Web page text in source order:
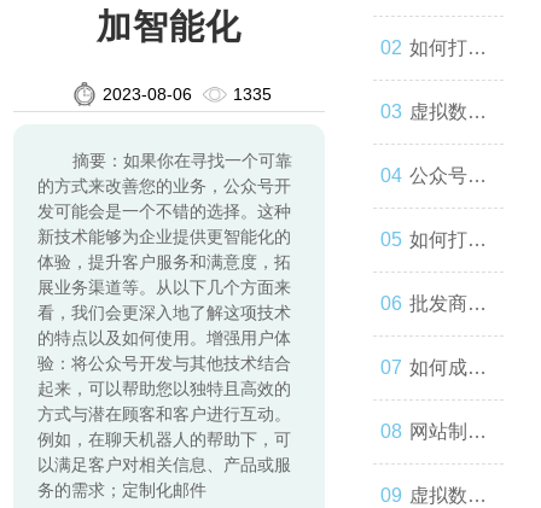
加智能化
2023-08-06 1335
摘要：如果你在寻找一个可靠
的方式来改善您的业务，公众号开
发可能会是一个不错的选择。这种
新技术能够为企业提供更智能化的
体验，提升客户服务和满意度，拓
展业务渠道等。从以下几个方面来
看，我们会更深入地了解这项技术
的特点以及如何使用。增强用户体
验：将公众号开发与其他技术结合
起来，可以帮助您以独特且高效的
方式与潜在顾客和客户进行互动。
例如，在聊天机器人的帮助下，可
以满足客户对相关信息、产品或服
务的需求；定制化邮件
作：让你
的品牌与
世界联系
起来
如何打造
一款高效
的网站
虚拟数字
人：技术
与人类事
务的交错
公众号开
发：如何
让你的公
众号成为
人们心中
的第一选
如何打造
一个优秀
的分销商
城？
批发商
城：为什
么您应该
考虑加
如何成为
微信小程
序开发高
网站制作
流程与技
虚拟数字